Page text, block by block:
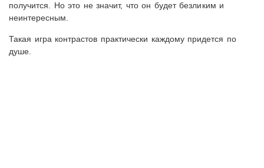
получится. Но это не значит, что он будет безликим и
неинтересным.
Такая игра контрастов практически каждому придется по
душе.